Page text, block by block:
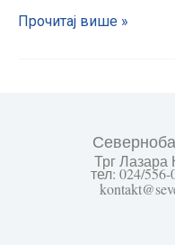
Прочитај више »
Трг
тел: 024/